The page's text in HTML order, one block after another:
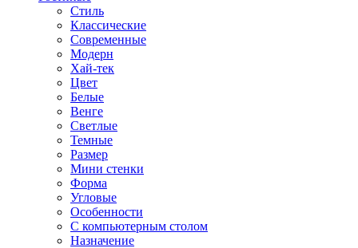
Стиль
Классические
Современные
Модерн
Хай-тек
Цвет
Белые
Венге
Светлые
Темные
Размер
Мини стенки
Форма
Угловые
Особенности
С компьютерным столом
Назначение